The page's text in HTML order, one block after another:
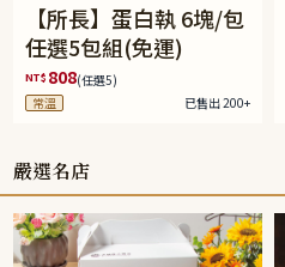
【所長】蛋白執 6塊/包
任選5包組(免運)
NT$ 808(任選5)
常溫
已售出 200+
嚴選名店